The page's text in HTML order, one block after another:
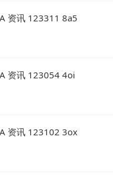
资讯 123311 8a5
资讯 123054 4oi
资讯 123102 3ox